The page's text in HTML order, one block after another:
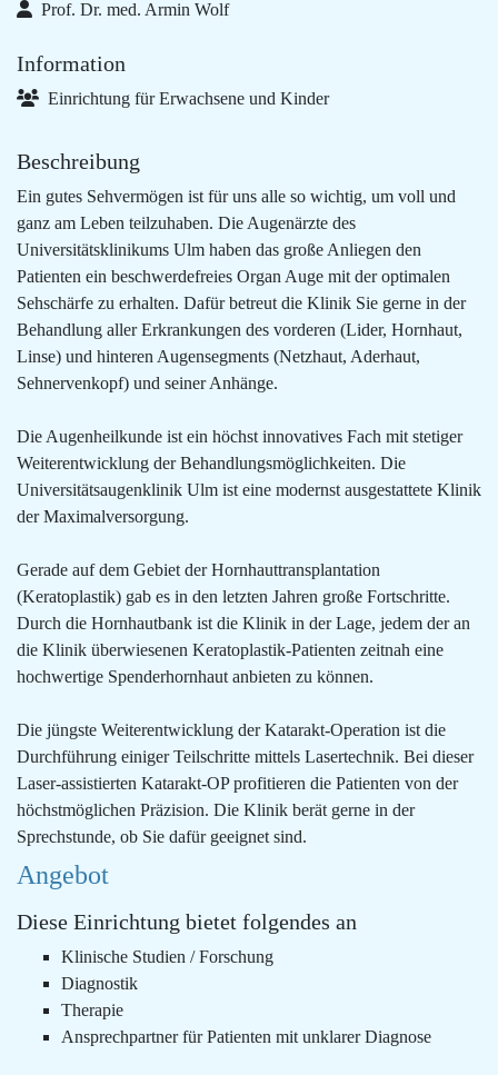
Prof. Dr. med. Armin Wolf
Information
Einrichtung für Erwachsene und Kinder
Beschreibung
Ein gutes Sehvermögen ist für uns alle so wichtig, um voll und
ganz am Leben teilzuhaben. Die Augenärzte des
Universitätsklinikums Ulm haben das große Anliegen den
Patienten ein beschwerdefreies Organ Auge mit der optimalen
Sehschärfe zu erhalten. Dafür betreut die Klinik Sie gerne in der
Behandlung aller Erkrankungen des vorderen (Lider, Hornhaut,
Linse) und hinteren Augensegments (Netzhaut, Aderhaut,
Sehnervenkopf) und seiner Anhänge.
Die Augenheilkunde ist ein höchst innovatives Fach mit stetiger
Weiterentwicklung der Behandlungsmöglichkeiten. Die
Universitätsaugenklinik Ulm ist eine modernst ausgestattete Klinik
der Maximalversorgung.
Gerade auf dem Gebiet der Hornhauttransplantation
(Keratoplastik) gab es in den letzten Jahren große Fortschritte.
Durch die Hornhautbank ist die Klinik in der Lage, jedem der an
die Klinik überwiesenen Keratoplastik-Patienten zeitnah eine
hochwertige Spenderhornhaut anbieten zu können.
Die jüngste Weiterentwicklung der Katarakt-Operation ist die
Durchführung einiger Teilschritte mittels Lasertechnik. Bei dieser
Laser-assistierten Katarakt-OP profitieren die Patienten von der
höchstmöglichen Präzision. Die Klinik berät gerne in der
Sprechstunde, ob Sie dafür geeignet sind.
Angebot
Diese Einrichtung bietet folgendes an
Klinische Studien / Forschung
Diagnostik
Therapie
Ansprechpartner für Patienten mit unklarer Diagnose